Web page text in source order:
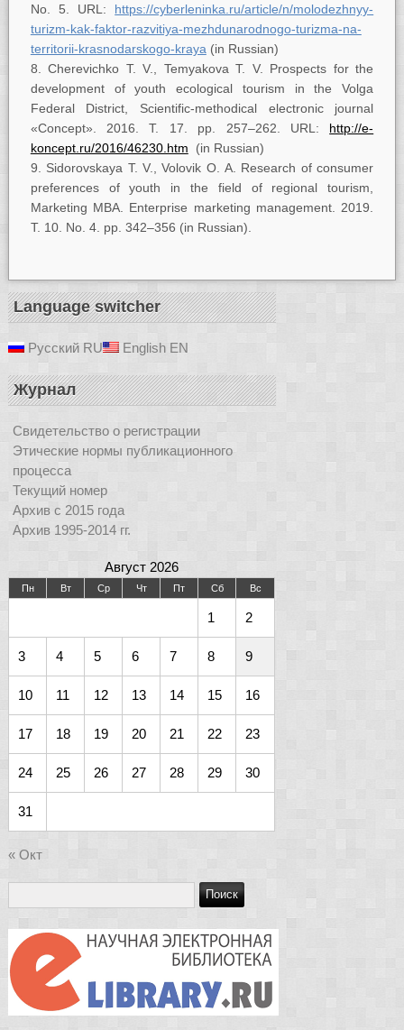
No. 5. URL: https://cyberleninka.ru/article/n/molodezhnyy-
turizm-kak-faktor-razvitiya-mezhdunarodnogo-turizma-na-
territorii-krasnodarskogo-kraya (in Russian)
Cherevichko T. V., Temyakova T. V. Prospects for the
development of youth ecological tourism in the Volga
Federal District, Scientific-methodical electronic journal
«Concept». 2016. T. 17. pp. 257–262. URL: http://e-
koncept.ru/2016/46230.htm (in Russian)
Sidorovskaya T. V., Volovik O. A. Research of consumer
preferences of youth in the field of regional tourism,
Marketing MBA. Enterprise marketing management. 2019.
T. 10. No. 4. pp. 342–356 (in Russian).
Language switcher
Русский RU English EN
Журнал
Свидетельство о регистрации
Этические нормы публикационного
процесса
Текущий номер
Архив с 2015 года
Архив 1995-2014 гг.
Август 2026
Пн Вт Ср Чт Пт Сб Вс
1 2
3 4 5 6 7 8 9
10 11 12 13 14 15 16
17 18 19 20 21 22 23
24 25 26 27 28 29 30
31
« Окт